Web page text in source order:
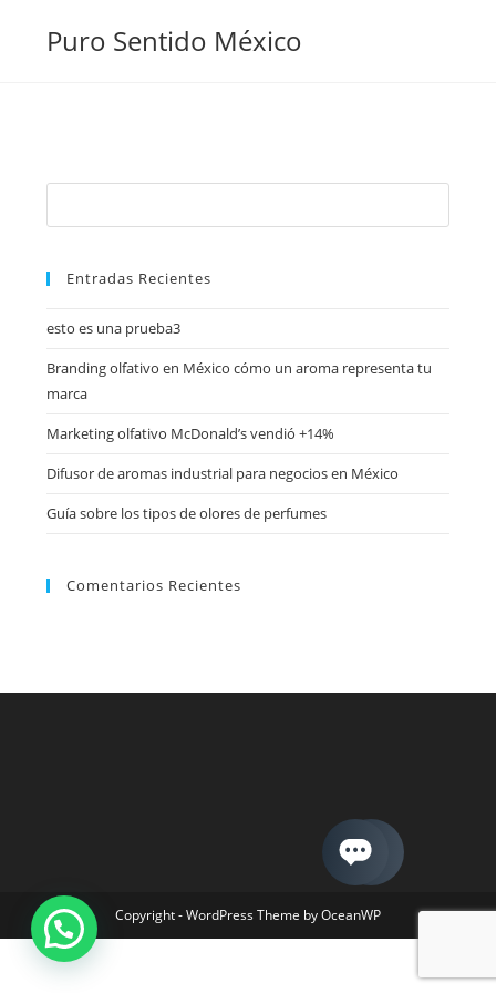
Puro Sentido México
Entradas Recientes
esto es una prueba3
Branding olfativo en México cómo un aroma representa tu
marca
Marketing olfativo McDonald’s vendió +14%
Difusor de aromas industrial para negocios en México
Guía sobre los tipos de olores de perfumes
Comentarios Recientes
Copyright - WordPress Theme by OceanWP